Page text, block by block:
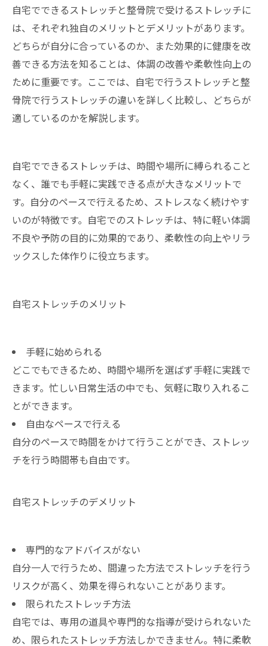
自宅でできるストレッチと整骨院で受けるストレッチに
は、それぞれ独自のメリットとデメリットがあります。
どちらが自分に合っているのか、また効果的に健康を改
善できる方法を知ることは、体調の改善や柔軟性向上の
ために重要です。ここでは、自宅で行うストレッチと整
骨院で行うストレッチの違いを詳しく比較し、どちらが
適しているのかを解説します。
自宅でできるストレッチは、時間や場所に縛られること
なく、誰でも手軽に実践できる点が大きなメリットで
す。自分のペースで行えるため、ストレスなく続けやす
いのが特徴です。自宅でのストレッチは、特に軽い体調
不良や予防の目的に効果的であり、柔軟性の向上やリラ
ックスした体作りに役立ちます。
自宅ストレッチのメリット
手軽に始められる
どこでもできるため、時間や場所を選ばず手軽に実践で
きます。忙しい日常生活の中でも、気軽に取り入れるこ
とができます。
自由なペースで行える
自分のペースで時間をかけて行うことができ、ストレッ
チを行う時間帯も自由です。
自宅ストレッチのデメリット
専門的なアドバイスがない
自分一人で行うため、間違った方法でストレッチを行う
リスクが高く、効果を得られないことがあります。
限られたストレッチ方法
自宅では、専用の道具や専門的な指導が受けられないた
め、限られたストレッチ方法しかできません。特に柔軟